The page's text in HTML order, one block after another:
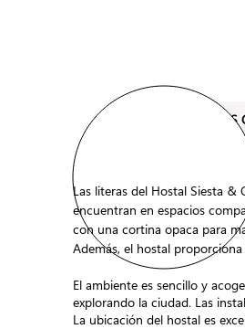
Las literas del Hostal Siesta &
encuentran en espacios
con una cortina opaca para
Además, el hostal
El ambiente es sencillo y
explorando la ciudad. Las
La ubicación del hostal es